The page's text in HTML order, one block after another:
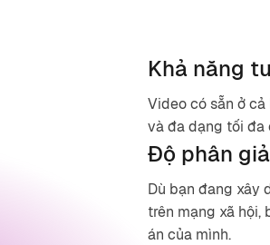
Khả năng
Video có sẵn ở
và đa dạng tối đa
Độ phân
Dù bạn đang xây
trên mạng xã hội,
án của mình.